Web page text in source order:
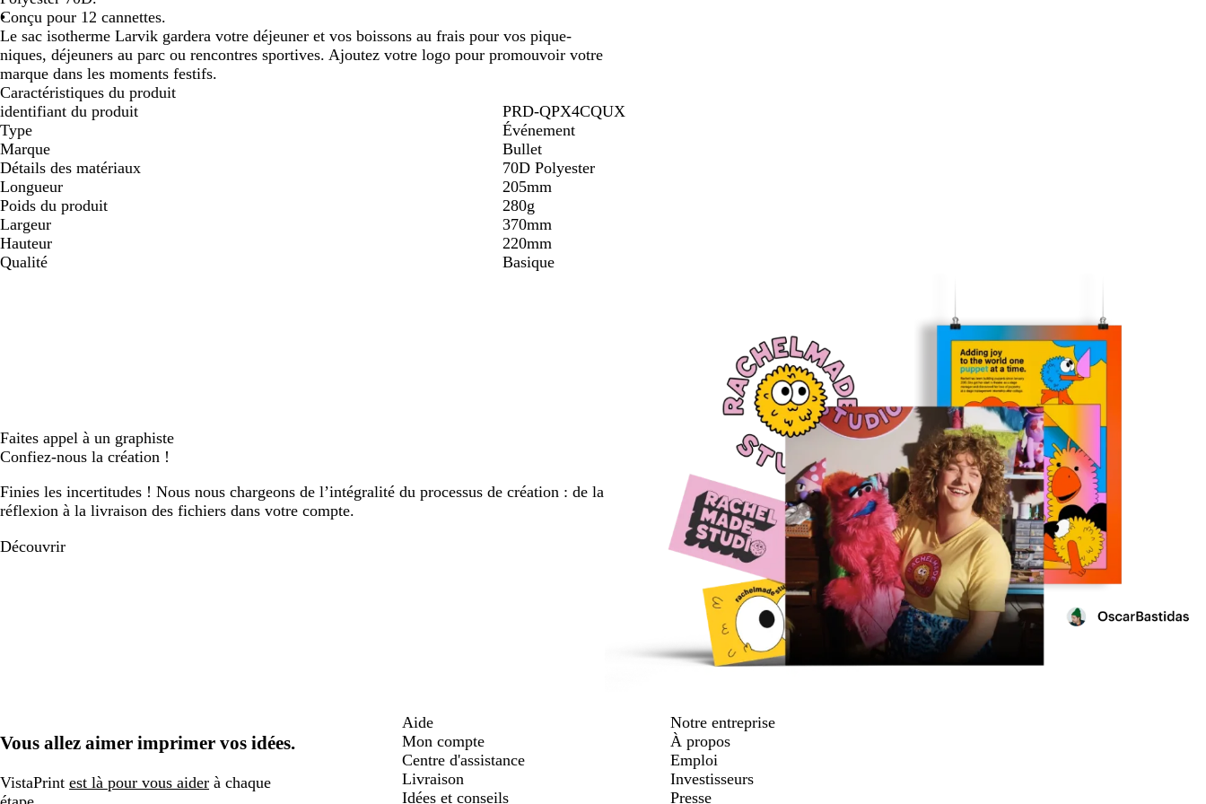
défiler
l
c
Conçu pour 12 cannettes.
Le sac isotherme Larvik gardera votre déjeuner et vos boissons au frais pour vos pique-
niques, déjeuners au parc ou rencontres sportives. Ajoutez votre logo pour promouvoir votre
marque dans les moments festifs.
Caractéristiques du produit
identifiant du produit
PRD-QPX4CQUX
Type
Événement
Marque
Bullet
Détails des matériaux
70D Polyester
Longueur
205mm
Poids du produit
280g
Largeur
370mm
Hauteur
220mm
Qualité
Basique
Faites appel à un graphiste
Confiez-nous la création !
Finies les incertitudes ! Nous nous chargeons de l’intégralité du processus de création : de la
réflexion à la livraison des fichiers dans votre compte.
Découvrir
Vous allez aimer imprimer vos idées.
VistaPrint est là pour vous aider à chaque
Aide
Mon compte
Centre d'assistance
Livraison
Idées et conseils
Notre entreprise
À propos
Emploi
Investisseurs
Presse